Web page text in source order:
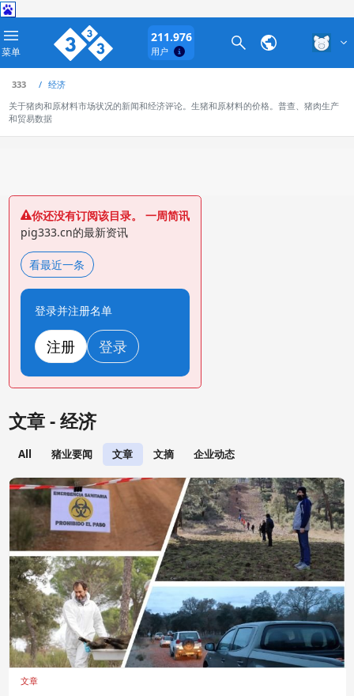
菜单
211.976
用户
333
经济
关于猪肉和原材料市场状况的新闻和经济评论。生猪和原材料的价格。普查、猪肉生产
和贸易数据
你还没有订阅该目录。 一周简讯
pig333.cn的最新资讯
看最近一条
登录并注册名单
注册 登录
文章 - 经济
All 猪业要闻 文章 文摘 企业动态
文章